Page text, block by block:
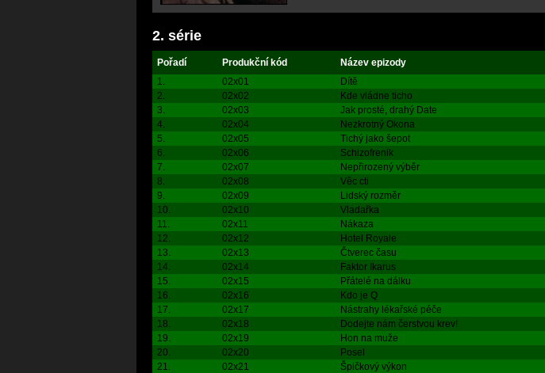
2. série
Pořadí Produkční kód Název epizody
1.
02x01
Dítě
2.
02x02
Kde vládne ticho
3.
02x03
Jak prosté, drahý Date
4.
02x04
Nezkrotný Okona
5.
02x05
Tichý jako šepot
6.
02x06
Schizofrenik
7.
02x07
Nepřirozený výběr
8.
02x08
Věc cti
9.
02x09
Lidský rozměr
10.
02x10
Vladařka
11.
02x11
Nákaza
12.
02x12
Hotel Royale
13.
02x13
Čtverec času
14.
02x14
Faktor Ikarus
15.
02x15
Přátelé na dálku
16.
02x16
Kdo je Q
17.
02x17
Nástrahy lékařské péče
18.
02x18
Dodejte nám čerstvou krev!
19.
02x19
Hon na muže
20.
02x20
Posel
21.
02x21
Špičkový výkon